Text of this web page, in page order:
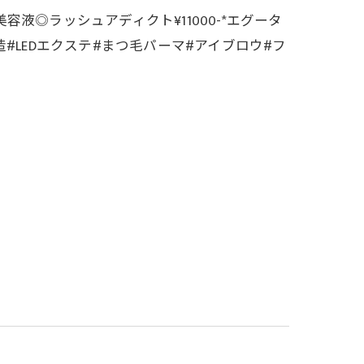
液◎ラッシュアディクト¥11000-*エグータ
エクステ#まつ毛パーマ#アイブロウ#フ